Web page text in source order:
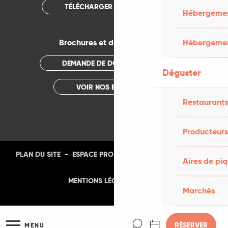
MENU
Déguster
Aires de
Marchés
RÉSERVER
Recherche
TÉLÉCHARGER L'APPLICATION
Brochures et documentations
DEMANDE DE DOCUMENTATION
VOIR NOS BROCHURES
PLAN DU SITE - ESPACE PRO
MENTIONS LÉGALES